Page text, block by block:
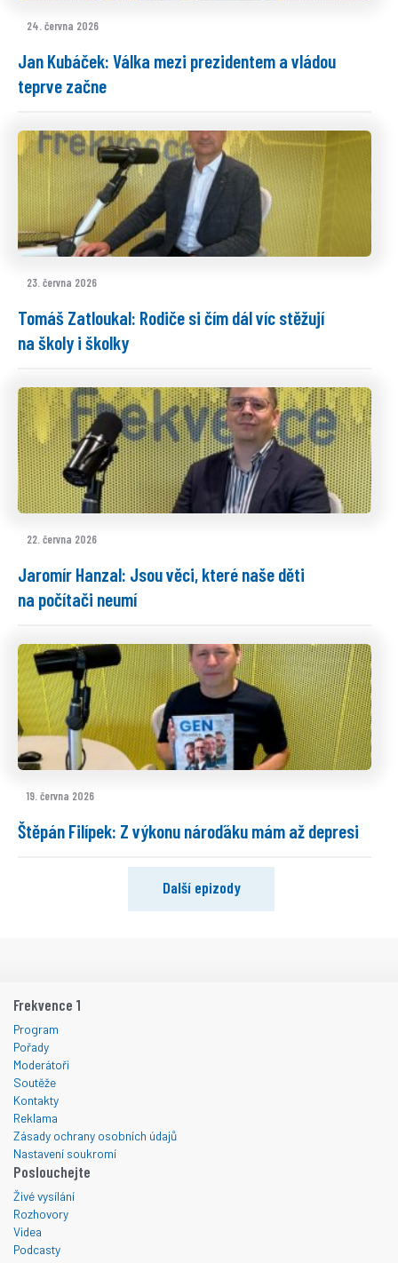
24. června 2026
Jan Kubáček: Válka mezi prezidentem a vládou
teprve začne
23. června 2026
Tomáš Zatloukal: Rodiče si čím dál víc stěžují
na školy i školky
22. června 2026
Jaromír Hanzal: Jsou věci, které naše děti
na počítači neumí
19. června 2026
Štěpán Filípek: Z výkonu nároďáku mám až depresi
Další epizody
Frekvence 1
Program
Pořady
Moderátoři
Soutěže
Kontakty
Reklama
Zásady ochrany osobních údajů
Nastavení soukromí
Poslouchejte
Živé vysílání
Rozhovory
Videa
Podcasty